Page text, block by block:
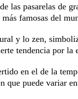
las pasarelas de
famosas del
y lo zen,
tendencia por la
en el de la
que puede variar